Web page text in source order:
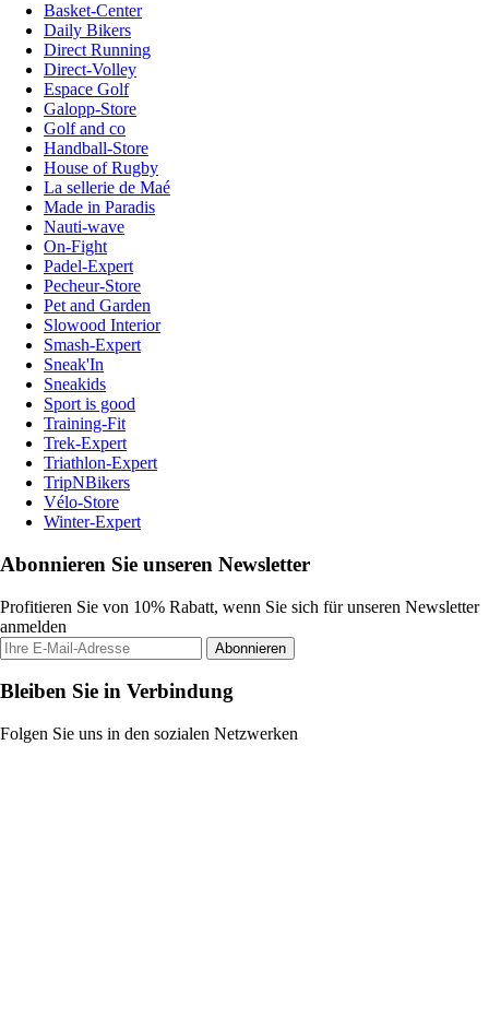
Basket-Center
Daily Bikers
Direct Running
Direct-Volley
Espace Golf
Galopp-Store
Golf and co
Handball-Store
House of Rugby
La sellerie de Maé
Made in Paradis
Nauti-wave
On-Fight
Padel-Expert
Pecheur-Store
Pet and Garden
Slowood Interior
Smash-Expert
Sneak'In
Sneakids
Sport is good
Training-Fit
Trek-Expert
Triathlon-Expert
TripNBikers
Vélo-Store
Winter-Expert
Abonnieren Sie unseren Newsletter
Profitieren Sie von 10% Rabatt, wenn Sie sich für unseren Newsletter
anmelden
Abonnieren
Bleiben Sie in Verbindung
Folgen Sie uns in den sozialen Netzwerken